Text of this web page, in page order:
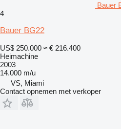
Bauer
4
Bauer BG22
US$ 250.000 ≈ € 216.400
Heimachine
2003
14.000 m/u
VS, Miami
Contact opnemen met verkoper